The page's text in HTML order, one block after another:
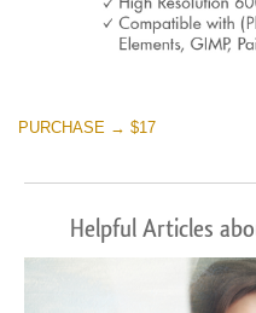
PURCHASE → $17
Helpful Articles